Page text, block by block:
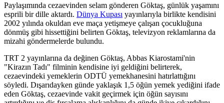
Paylaşımında cezaevinden selam gönderen Göktaş, günlük yaşamını
esprili bir dille aktardı. Dünya Kupası yayınlarıyla birlikte kendisini
2002 yılında okuldan eve maça yetişmeye çalışan çocukluğuna
dönmüş gibi hissettiğini belirten Göktaş, televizyon reklamlarına da
mizahi göndermelerde bulundu.
TRT 2 yayınlarına da değinen Göktaş, Abbas Kiarostami'nin
"Kirazın Tadı" filminin kendisine iyi geldiğini belirterek,
cezaevindeki yemeklerin ODTÜ yemekhanesini hatırlattığını
söyledi. Dışarıdayken günde yaklaşık 1,5 öğün yemek yediğini ifade
eden Göktaş, cezaevinde vakit geçirmek için öğün sayısını